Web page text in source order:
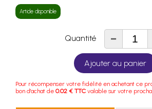
Article disponible
Quantité -
Ajouter au panier
Pour récompenser votre fidélité en achetant ce
bon d'achat de 0.02 € TTC valable sur votre